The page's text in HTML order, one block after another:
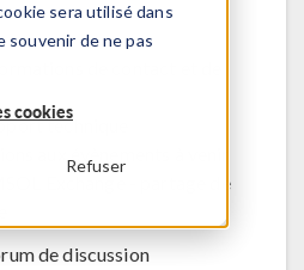
sera utilisé dans
souvenir de ne pas
cookies
Refuser
de contact et de
technique
aux évènements à venir
Exchange - partage de
de discussion